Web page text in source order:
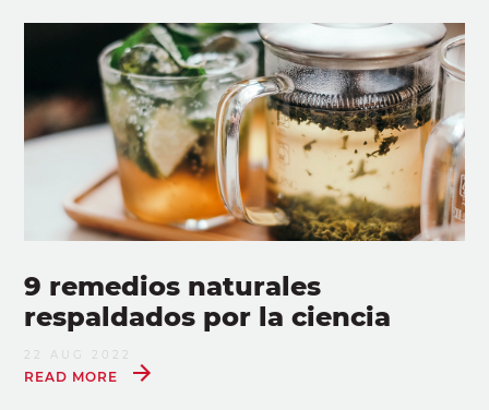
9 remedios naturales
respaldados por la ciencia
22 AUG 2022
READ MORE